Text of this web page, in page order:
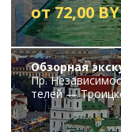
от 72,00
Об­зор­ная
Пр.
те­лей —